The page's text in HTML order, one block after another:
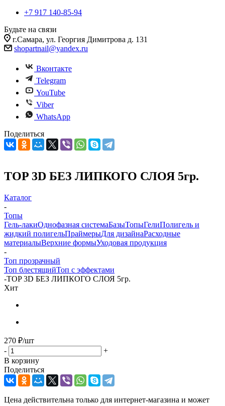
+7 917 140-85-94
Будьте на связи
г.Самара, ул. Георгия Димитрова д. 131
shopartnail@yandex.ru
Вконтакте
Telegram
YouTube
Viber
WhatsApp
Поделиться
TOP 3D БЕЗ ЛИПКОГО СЛОЯ 5гр.
Каталог
-
Топы
Гель-лакиОднофазная системаБазыТопыГелиПолигель и
жидкий полигельПраймерыДля дизайнаРасходные
материалыВерхние формыУходовая продукция
-
Топ прозрачный
Топ блестящийТоп с эффектами
-TOP 3D БЕЗ ЛИПКОГО СЛОЯ 5гр.
Хит
270 ₽/шт
-
+
В корзину
Поделиться
Цена действительна только для интернет-магазина и может